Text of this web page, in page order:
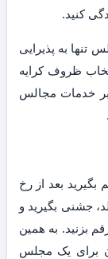
کنید.
به پذیرایی
ظروف کرایه
خدمات مجالس
بعد از رخ
جشنی بگیرید و
بزنید. به همین
برای یک مجلس